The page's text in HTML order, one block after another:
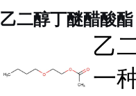
乙二醇丁醚醋酸
乙
一